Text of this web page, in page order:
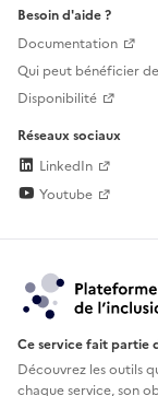
Besoin d'aide ?
Documentation
Qui peut bénéficier
Disponibilité
Réseaux sociaux
LinkedIn
Youtube
Ce service fait partie
Découvrez les outils
chaque service, son